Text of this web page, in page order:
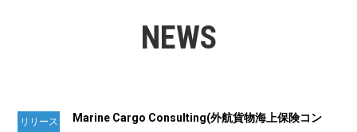
NEWS
リリース
Marine Cargo Consulting(外航貨物海上保険コン